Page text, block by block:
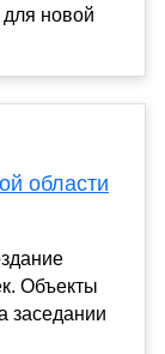
для новой
области
Объекты
заседании